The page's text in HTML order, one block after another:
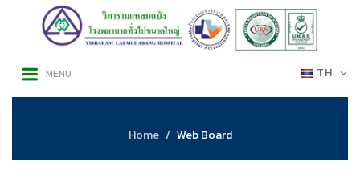
TH
MENU
Home Web Board